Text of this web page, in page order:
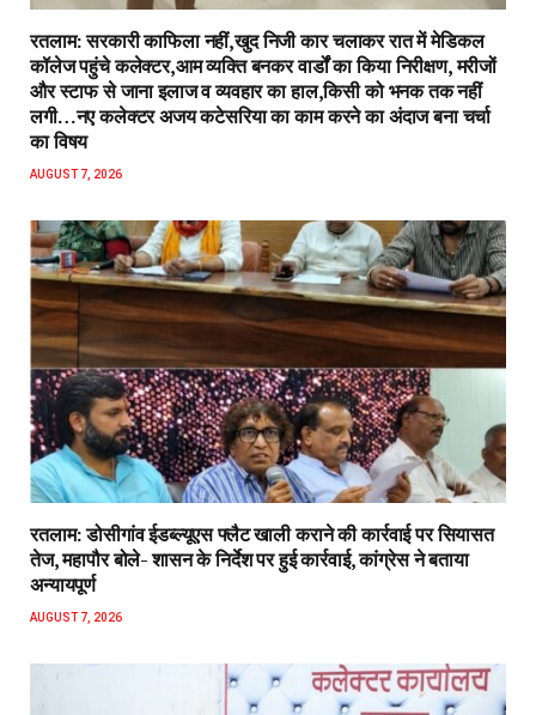
रतलाम: सरकारी काफिला नहीं,खुद निजी कार चलाकर रात में मेडिकल
कॉलेज पहुंचे कलेक्टर,आम व्यक्ति बनकर वार्डों का किया निरीक्षण, मरीजों
और स्टाफ से जाना इलाज व व्यवहार का हाल,किसी को भनक तक नहीं
लगी…नए कलेक्टर अजय कटेसरिया का काम करने का अंदाज बना चर्चा
का विषय
AUGUST 7, 2026
रतलाम: डोसीगांव ईडब्ल्यूएस फ्लैट खाली कराने की कार्रवाई पर सियासत
तेज, महापौर बोले- शासन के निर्देश पर हुई कार्रवाई, कांग्रेस ने बताया
अन्यायपूर्ण
AUGUST 7, 2026